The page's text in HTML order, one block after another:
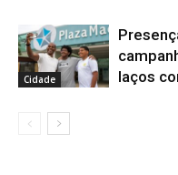
Cidade
laços